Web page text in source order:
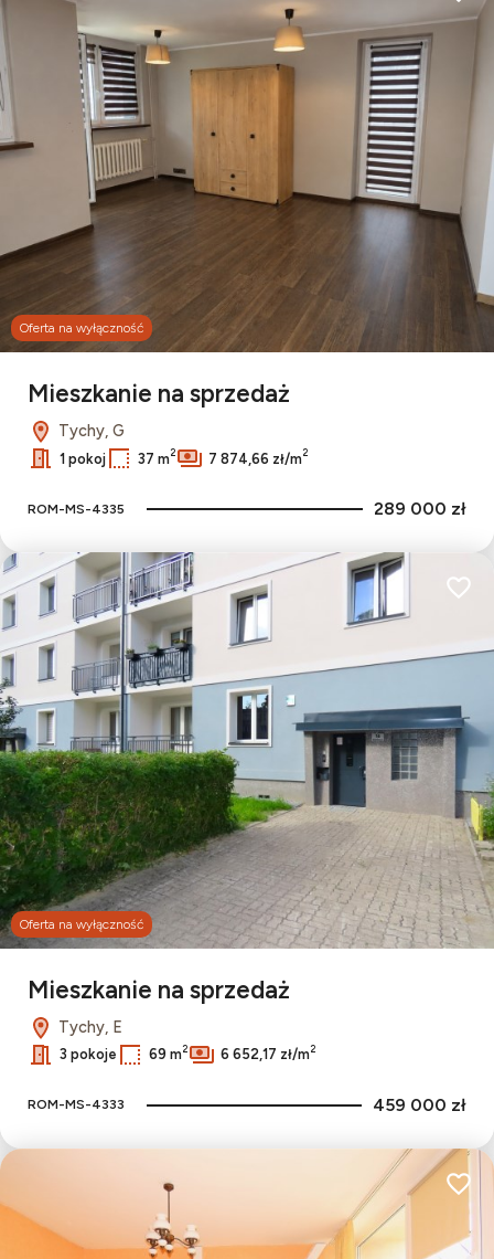
Oferta na wyłączność
Mieszkanie na sprzedaż
Tychy, G
1 pokoj 37 m2 7 874,66 zł/m2
ROM-MS-4335 289 000 zł
Oferta na wyłączność
Dodaj
Mieszkanie na sprzedaż
Tychy, E
3 pokoje 69 m2 6 652,17 zł/m2
ROM-MS-4333 459 000 zł
Dodaj